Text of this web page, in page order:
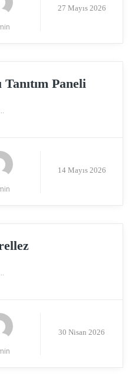
27 Mayıs 2026
Paneli
...
14 Mayıs 2026
...
30 Nisan 2026